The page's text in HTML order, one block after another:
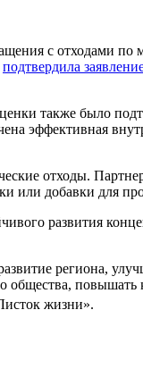
с отходами по
подтвердила
также было
эффективная
отходы.
или добавки для
развития
региона,
общества,
жизни».